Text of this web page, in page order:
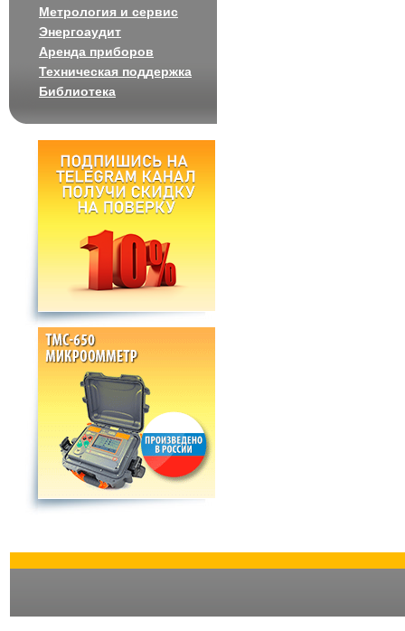
Метрология и сервис
Энергоаудит
Аренда приборов
Техническая поддержка
Библиотека